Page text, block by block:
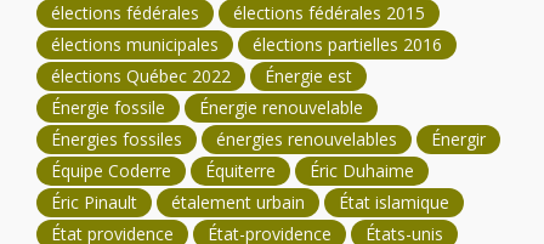
élections fédérales
élections fédérales 2015
élections municipales
élections partielles 2016
élections Québec 2022
Énergie est
Énergie fossile
Énergie renouvelable
Énergies fossiles
énergies renouvelables
Énergir
Équipe Coderre
Équiterre
Éric Duhaime
Éric Pinault
étalement urbain
État islamique
État providence
État-providence
États-unis